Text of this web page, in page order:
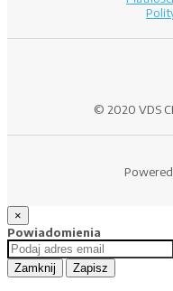
© 2020 VDS
×
Powiadomienia
Zamknij Zapisz